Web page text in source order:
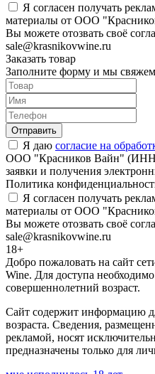
Я согласен получать
материалы от ООО
Вы можете отозвать своё
sale@krasnikovwine.ru
Заказать товар
Заполните форму и мы
Отправить
Я даю согласие на
ООО "Красников Вайн" (ИНН
заявки и получения
Политика
Я согласен получать
материалы от ООО
Вы можете отозвать своё
sale@krasnikovwine.ru
18+
Добро пожаловать на сайт
Wine. Для доступа
совершеннолетний возраст.
Сайт содержит информацию
возраста. Сведения,
рекламой, носят
предназначены только для